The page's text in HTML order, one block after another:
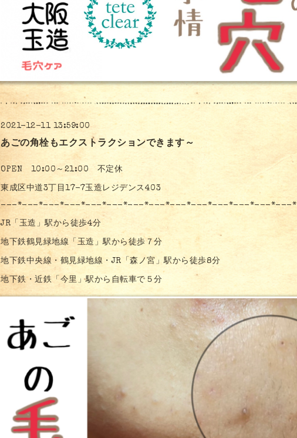
2021-12-11 13:59:00
あごの角栓もエクストラクションできます～
OPEN 10:00～21:00 不定休
東成区中道3丁目17-7玉造レジデンス403
---*---*---*---*---*---*---*---*---*---*---*---*---*---*
JR「玉造」駅から徒歩4分
地下鉄鶴見緑地線「玉造」駅から徒歩７分
地下鉄中央線・鶴見緑地線・JR「森ノ宮」駅から徒歩8分
地下鉄・近鉄「今里」駅から自転車で５分